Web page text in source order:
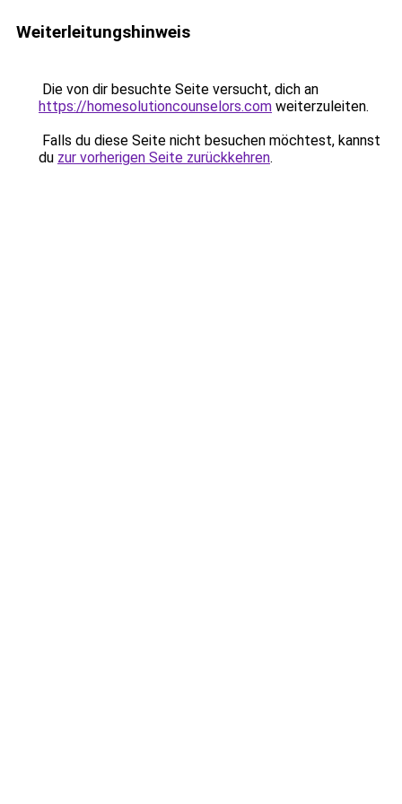
Weiterleitungshinweis
Die von dir besuchte Seite versucht, dich an
https://homesolutioncounselors.com weiterzuleiten.
Falls du diese Seite nicht besuchen möchtest, kannst
du zur vorherigen Seite zurückkehren.